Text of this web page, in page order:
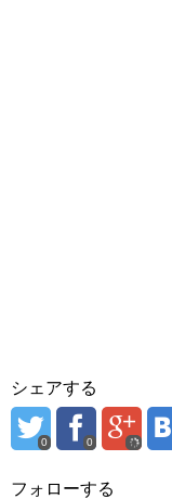
シェアする
0 0
フォローする